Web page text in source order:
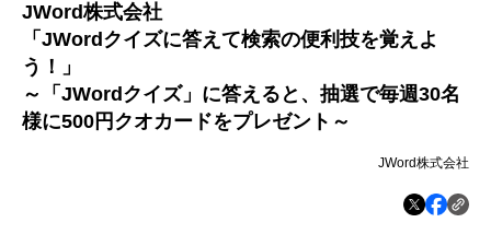
JWord株式会社
「JWordクイズに答えて検索の便利技を覚えよ
う！」
～「JWordクイズ」に答えると、抽選で毎週30名
様に500円クオカードをプレゼント～
JWord株式会社